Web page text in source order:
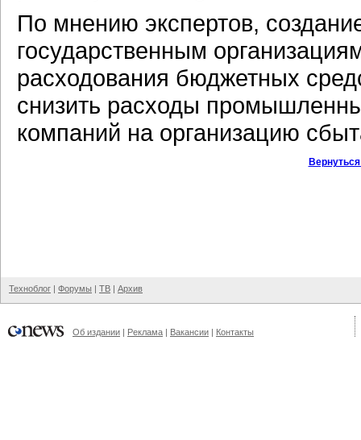
По мнению экспертов,
государственным
расходования бюджетных
снизить расходы
компаний на организацию
Техноблог | Форумы | ТВ | Архив
Об издании | Реклама | Вакансии | Контакты